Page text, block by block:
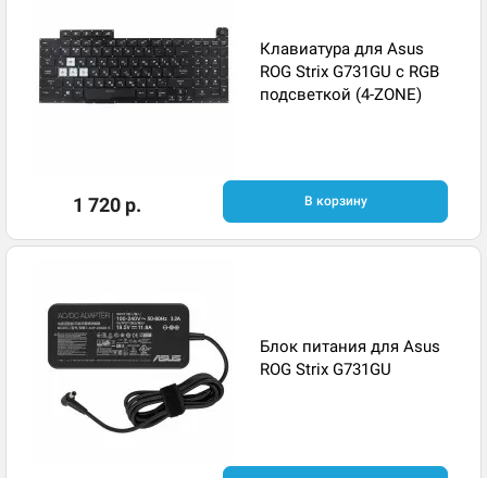
Клавиатура для Asus
ROG Strix G731GU с RGB
подсветкой (4-ZONE)
1 720 р. В корзину
Блок питания для Asus
ROG Strix G731GU